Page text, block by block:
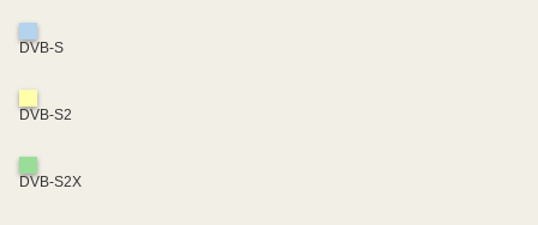
DVB-S
DVB-S2
DVB-S2X